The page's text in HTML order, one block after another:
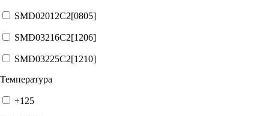
SMD02012C2[0805]
SMD03216C2[1206]
SMD03225C2[1210]
Температура
+125